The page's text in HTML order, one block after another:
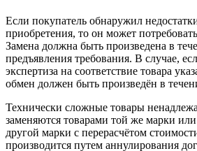
Если покупатель обнаружил
приобретения, то он может
Замена должна быть произведена в
предъявления требования. В случае,
экспертиза на соответствие товара
обмен должен быть произведён в
Технически сложные товары
заменяются товарами той же марки
другой марки с перерасчётом
производится путем аннулирования